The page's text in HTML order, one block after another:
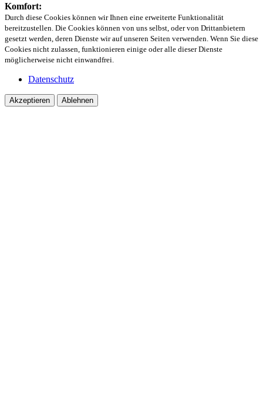
Komfort:
Durch diese Cookies können wir Ihnen eine erweiterte Funktionalität
bereitzustellen. Die Cookies können von uns selbst, oder von Drittanbietern
gesetzt werden, deren Dienste wir auf unseren Seiten verwenden. Wenn Sie diese
Cookies nicht zulassen, funktionieren einige oder alle dieser Dienste
möglicherweise nicht einwandfrei.
Datenschutz
Akzeptieren Ablehnen